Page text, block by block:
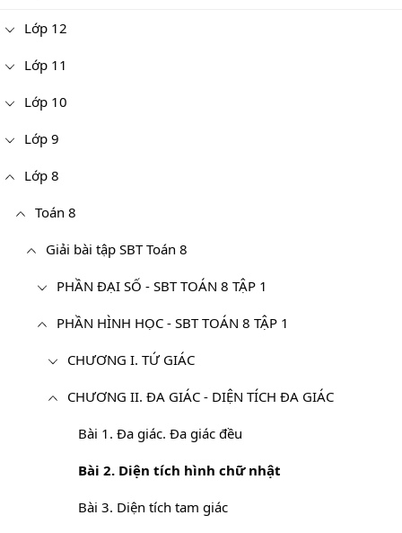
Lớp 12
Lớp 11
Lớp 10
Lớp 9
Lớp 8
Toán 8
Giải bài tập SBT Toán 8
PHẦN ĐẠI SỐ - SBT TOÁN 8 TẬP 1
PHẦN HÌNH HỌC - SBT TOÁN 8 TẬP 1
CHƯƠNG I. TỨ GIÁC
CHƯƠNG II. ĐA GIÁC - DIỆN TÍCH ĐA GIÁC
Bài 1. Đa giác. Đa giác đều
Bài 2. Diện tích hình chữ nhật
Bài 3. Diện tích tam giác